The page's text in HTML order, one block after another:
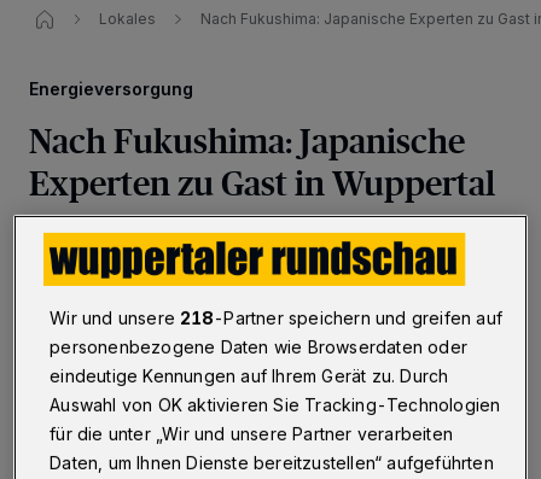
Lokales Nach Fukushima: Japanische Experten zu Gast
Energieversorgung
Nach Fukushima: Japanische
Experten zu Gast in Wuppertal
Wuppertal·Welchen Beitrag kann die Umwandlung
von erneuerbarer Energie in Wasserstoff leisten? Fast
auf den Tag genau acht Jahre nach der verheerenden
Reaktorkatastrophe in einem Kernkraftwerk im
japanischen Fukushima kam eine Delegation der
Betreiberfirma Tokyo Electric Power Company
(TEPCO) zu Besuch nach Wuppertal, um sich über die
Energiewende in Deutschland zu informieren.
Wir und unsere 218-Partner speichern und greifen auf
personenbezogene Daten wie Browserdaten oder
eindeutige Kennungen auf Ihrem Gerät zu. Durch
Auswahl von OK aktivieren Sie Tracking-Technologien
für die unter „Wir und unsere Partner verarbeiten
Daten, um Ihnen Dienste bereitzustellen“ aufgeführten